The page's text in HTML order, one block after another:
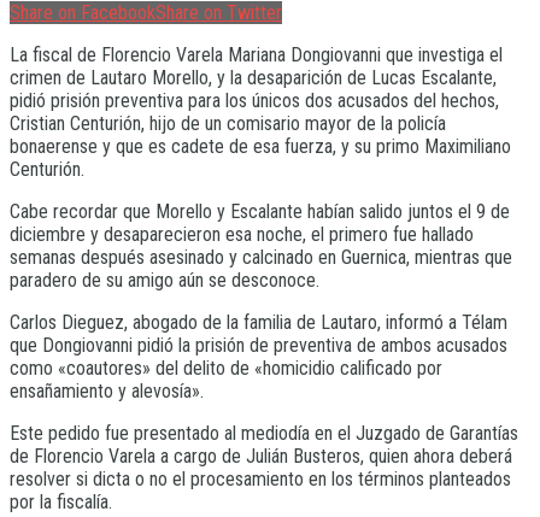
Share on FacebookShare on Twitter
La fiscal de Florencio Varela Mariana Dongiovanni que investiga el
crimen de Lautaro Morello, y la desaparición de Lucas Escalante,
pidió prisión preventiva para los únicos dos acusados del hechos,
Cristian Centurión, hijo de un comisario mayor de la policía
bonaerense y que es cadete de esa fuerza, y su primo Maximiliano
Centurión.
Cabe recordar que Morello y Escalante habían salido juntos el 9 de
diciembre y desaparecieron esa noche, el primero fue hallado
semanas después asesinado y calcinado en Guernica, mientras que
paradero de su amigo aún se desconoce.
Carlos Dieguez, abogado de la familia de Lautaro, informó a Télam
que Dongiovanni pidió la prisión de preventiva de ambos acusados
como «coautores» del delito de «homicidio calificado por
ensañamiento y alevosía».
Este pedido fue presentado al mediodía en el Juzgado de Garantías
de Florencio Varela a cargo de Julián Busteros, quien ahora deberá
resolver si dicta o no el procesamiento en los términos planteados
por la fiscalía.